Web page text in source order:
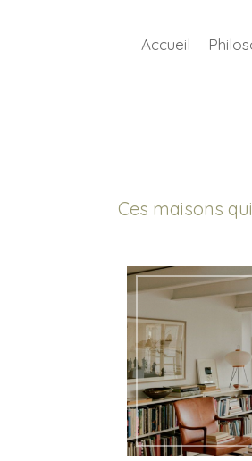
Accueil
Ces maisons